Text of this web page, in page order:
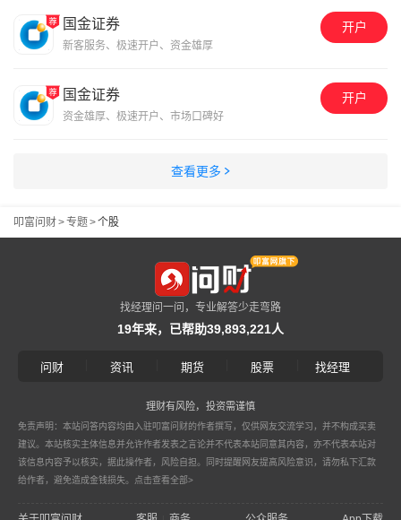
国金证券
新客服务、极速开户、资金雄厚
开户
国金证券
资金雄厚、极速开户、市场口碑好
开户
查看更多
叩富问财>专题 >个股
找经理问一问，专业解答少走弯路
19年来，已帮助39,893,221人
问财 资讯 期货 股票 找经理
理财有风险，投资需谨慎
免责声明：本站问答内容均由入驻叩富问财的作者撰写，仅供网友交流学习，并不构成买卖
建议。本站核实主体信息并允许作者发表之言论并不代表本站同意其内容，亦不代表本站对
该信息内容予以核实，据此操作者，风险自担。同时提醒网友提高风险意识，请勿私下汇款
给作者，避免造成金钱损失。 点击查看全部>